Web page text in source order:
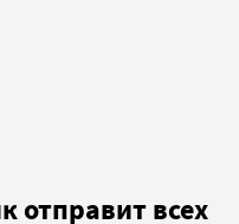
отправит всех